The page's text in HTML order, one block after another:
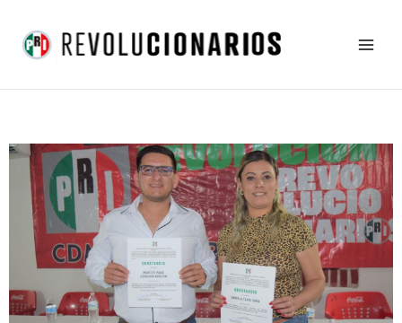
contenido